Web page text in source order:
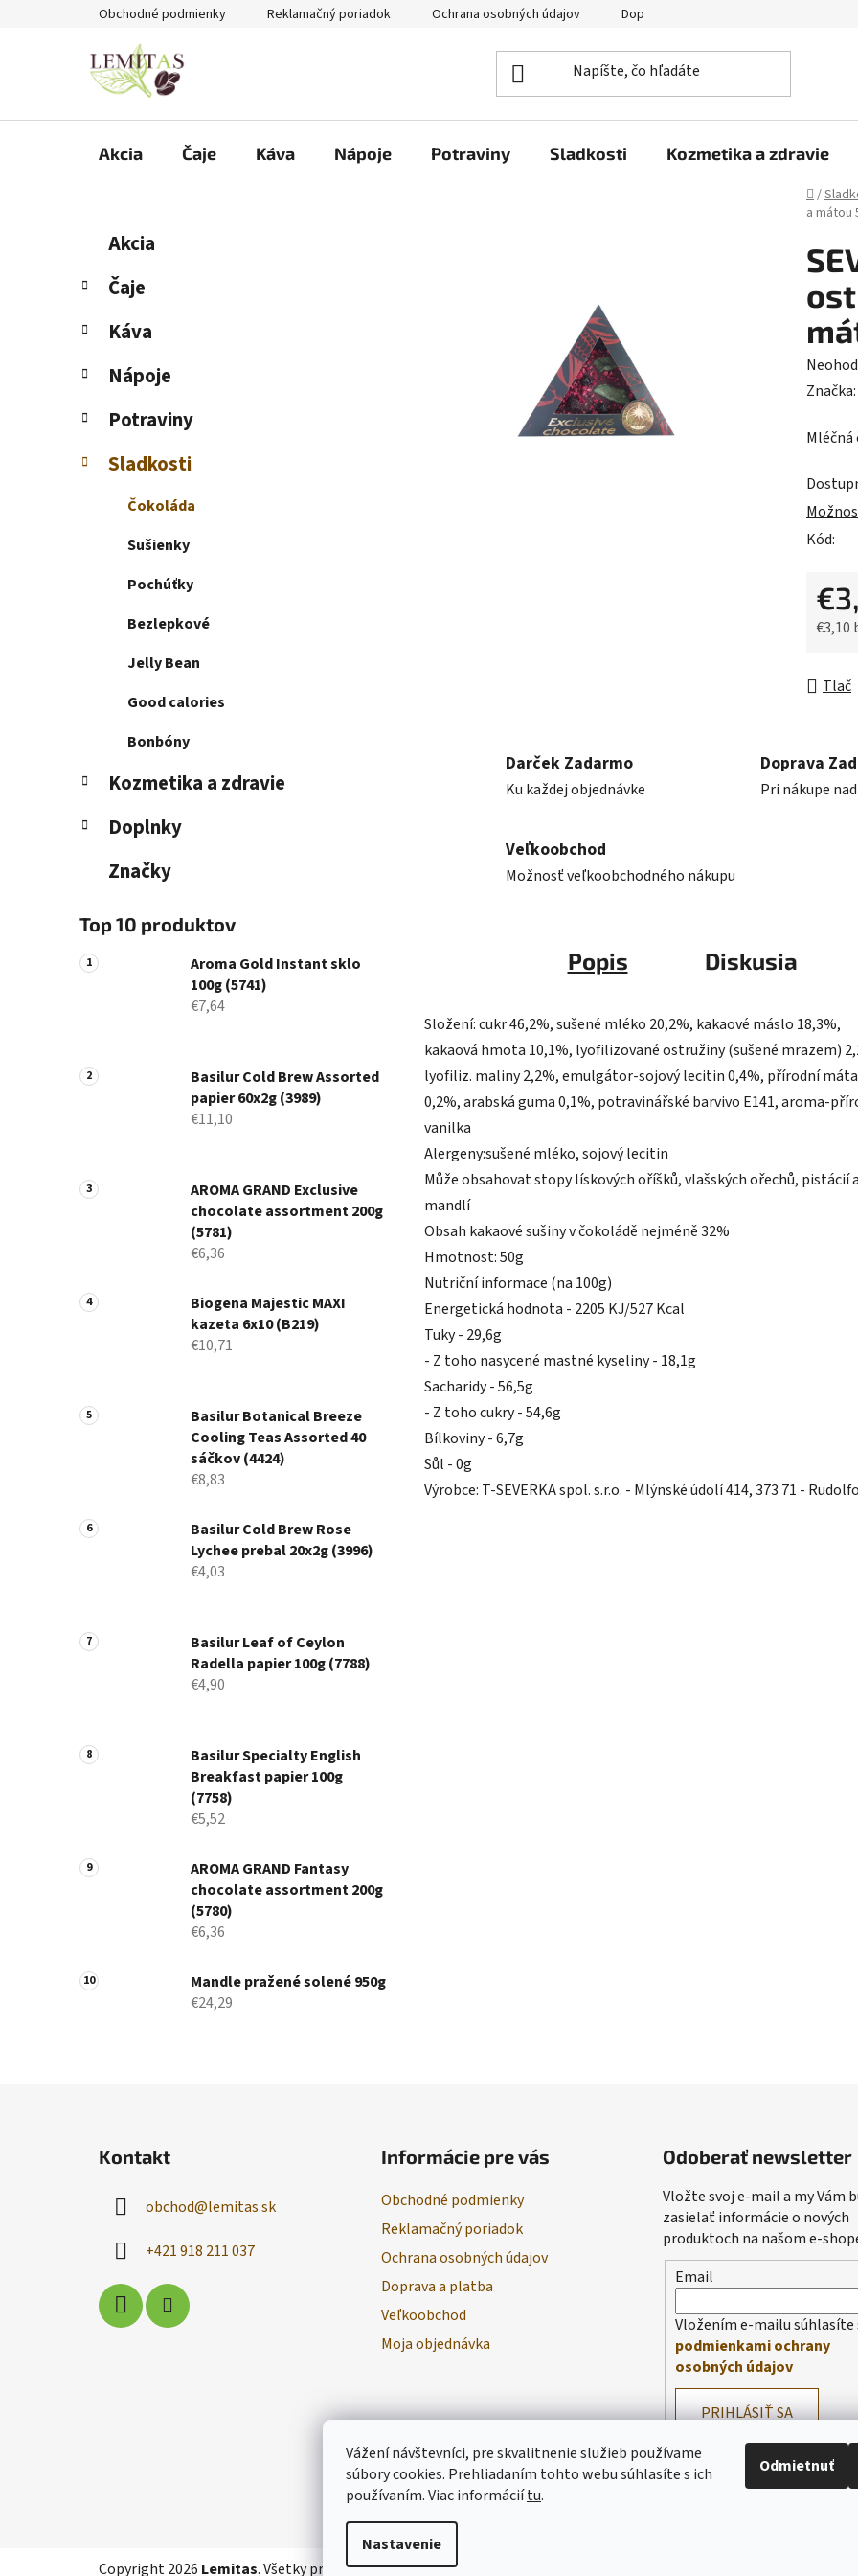
Vážení návštevníci, pre skvalitnenie služieb používame
súbory cookies. Prehliadaním tohto webu súhlasíte s ich
používaním.Viac informáciítu.
Nastavenie
Odmietnuť
Obchodné podmienky Reklamačný poriadok Ochrana osobných údajov Doprava a platba
Akcia Čaje Káva Nápoje Potraviny Sladkosti Kozmetika a zdravie
Domov
/
a mátou
č
ý
a
n
l
Preskočiť
kategórie
e
ó
i
Akcia
Čaje
Káva
Nápoje
Potraviny
Sladkosti
Čokoláda
Sušienky
Pochúťky
Bezlepkové
Jelly Bean
Good calories
Bonbóny
Kozmetika a zdravie
Doplnky
Značky
Top 10 produktov
Aroma Gold Instant sklo
100g (5741)
€7,64
Basilur Cold Brew Assorted
papier 60x2g (3989)
€11,10
AROMA GRAND Exclusive
chocolate assortment 200g
(5781)
€6,36
Biogena Majestic MAXI
kazeta 6x10 (B219)
€10,71
Basilur Botanical Breeze
Cooling Teas Assorted 40
sáčkov (4424)
€8,83
Basilur Cold Brew Rose
Lychee prebal 20x2g (3996)
€4,03
Basilur Leaf of Ceylon
Radella papier 100g (7788)
€4,90
Basilur Specialty English
Breakfast papier 100g
(7758)
€5,52
AROMA GRAND Fantasy
chocolate assortment 200g
(5780)
€6,36
Mandle pražené solené 950g
€24,29
je
z
5
Značka:
Kód:
€3,10
Tlač
Darček Zadarmo
Ku každej objednávke
Doprava
Pri nákupe
Veľkoobchod
Možnosť veľkoobchodného nákupu
Popis Diskusia
Složení: cukr 46,2%, sušené mléko 20,2%, kakaové máslo 18,3%,
kakaová hmota 10,1%, lyofilizované ostružiny (sušené mrazem)
lyofiliz. maliny 2,2%, emulgátor-sojový lecitin 0,4%, přírodní máta
0,2%, arabská guma 0,1%, potravinářské barvivo E141, aroma-
vanilka
Alergeny:sušené mléko, sojový lecitin
Může obsahovat stopy lískových oříšků, vlašských ořechů, pistácií
mandlí
Obsah kakaové sušiny v čokoládě nejméně 32%
Hmotnost: 50g
Nutriční informace (na 100g)
Energetická hodnota - 2205 KJ/527 Kcal
Tuky - 29,6g
- Z toho nasycené mastné kyseliny - 18,1g
Sacharidy - 56,5g
- Z toho cukry - 54,6g
Bílkoviny - 6,7g
Sůl - 0g
Výrobce: T-SEVERKA spol. s.r.o. - Mlýnské údolí 414, 373 71 -
Kontakt
obchod@lemitas.sk
+421 918 211 037
Informácie pre vás
Obchodné podmienky
Reklamačný poriadok
Ochrana osobných údajov
Doprava a platba
Veľkoobchod
Moja objednávka
Odoberať newsletter
Vložte svoj e-mail a my Vám
zasielať informácie o nových
produktoch na našom e-
Email
Vložením e-mailu súhlasíte
podmienkami ochrany
osobných údajov
PRIHLÁSIŤ SA
Copyright 2026 Lemitas. Všetky práva vyhradené.Upraviť nastavenie cookies